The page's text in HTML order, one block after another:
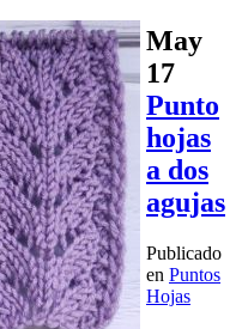
May
17
Punto
hojas
a dos
agujas
Publicado
en Puntos
Hojas